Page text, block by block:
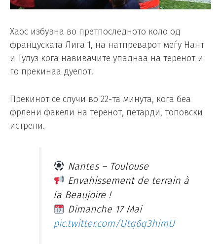
Хаос избувна во претпоследното коло од
француската Лига 1, на натпреварот меѓу Нант
и Тулуз кога навивачите упаднаа на теренот и
го прекинаа дуелот.
Прекинот се случи во 22-та минута, кога беа
фрлени факели на теренот, петарди, топовски
истрели.
Nantes – Toulouse
Envahissement de terrain à
la Beaujoire !
Dimanche 17 Mai
pic.twitter.com/Utq6q3himU